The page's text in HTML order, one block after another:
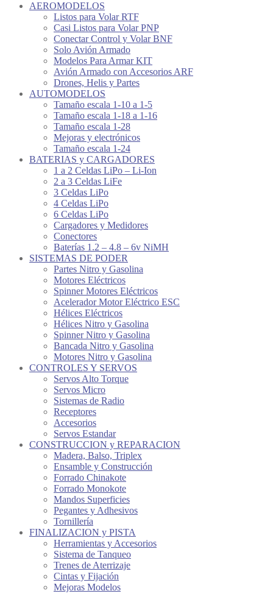
AEROMODELOS
Listos para Volar RTF
Casi Listos para Volar PNP
Conectar Control y Volar BNF
Solo Avión Armado
Modelos Para Armar KIT
Avión Armado con Accesorios ARF
Drones, Helis y Partes
AUTOMODELOS
Tamaño escala 1-10 a 1-5
Tamaño escala 1-18 a 1-16
Tamaño escala 1-28
Mejoras y electrónicos
Tamaño escala 1-24
BATERIAS y CARGADORES
1 a 2 Celdas LiPo – Li-Ion
2 a 3 Celdas LiFe
3 Celdas LiPo
4 Celdas LiPo
6 Celdas LiPo
Cargadores y Medidores
Conectores
Baterías 1.2 – 4.8 – 6v NiMH
SISTEMAS DE PODER
Partes Nitro y Gasolina
Motores Eléctricos
Spinner Motores Eléctricos
Acelerador Motor Eléctrico ESC
Hélices Eléctricos
Hélices Nitro y Gasolina
Spinner Nitro y Gasolina
Bancada Nitro y Gasolina
Motores Nitro y Gasolina
CONTROLES Y SERVOS
Servos Alto Torque
Servos Micro
Sistemas de Radio
Receptores
Accesorios
Servos Estandar
CONSTRUCCION y REPARACION
Madera, Balso, Triplex
Ensamble y Construcción
Forrado Chinakote
Forrado Monokote
Mandos Superficies
Pegantes y Adhesivos
Tornillería
FINALIZACION y PISTA
Herramientas y Accesorios
Sistema de Tanqueo
Trenes de Aterrizaje
Cintas y Fijación
Mejoras Modelos